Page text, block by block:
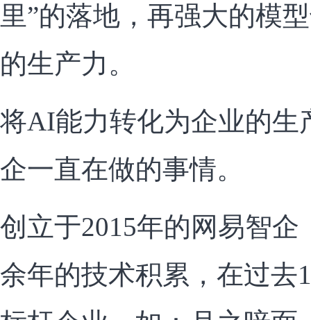
里”的落地，再强大的模
的生产力。
将AI能力转化为企业的生
企一直在做的事情。
创立于2015年的网易智
余年的技术积累，在过去